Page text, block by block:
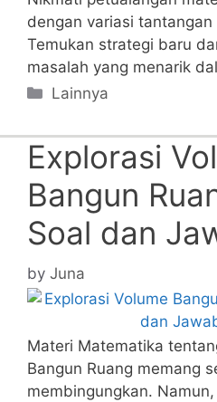
dengan variasi tantangan
Temukan strategi baru
masalah yang menarik
Categories
Lainnya
Explorasi
Bangun
Soal dan
by Juna
Materi Matematika
Bangun Ruang memang
membingungkan.